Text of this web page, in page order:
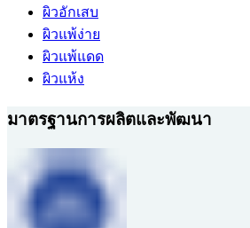
ผิวอักเสบ
ผิวแพ้ง่าย
ผิวแพ้แดด
ผิวแห้ง
มาตรฐานการผลิตและพัฒนา